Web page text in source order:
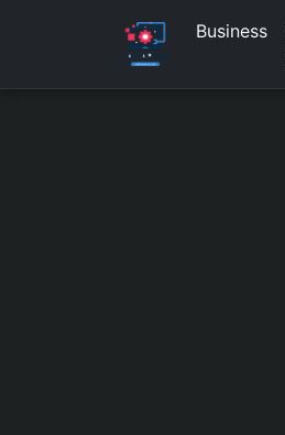
Business